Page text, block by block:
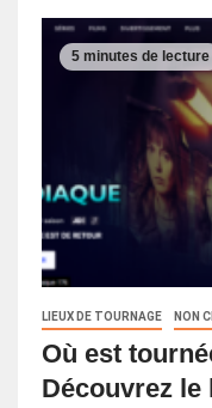
5 minutes de lecture
LIEUX DE TOURNAGE NON
Où est
Découvrez le